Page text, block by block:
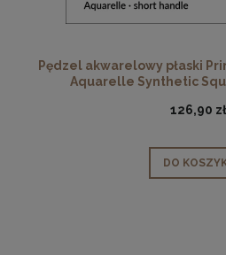
Pędzel akwarelowy płaski
Aquarelle Synthetic
126,90 zł
DO